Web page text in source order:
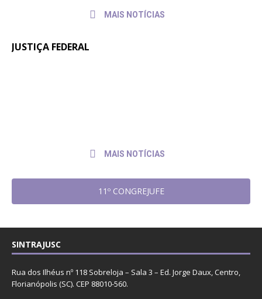
MAIS NOTÍCIAS
JUSTIÇA FEDERAL
MAIS NOTÍCIAS
11º CONGREJUFE
SINTRAJUSC
Rua dos Ilhéus nº 118 Sobreloja – Sala 3 – Ed. Jorge Daux, Centro,
Florianópolis (SC). CEP 88010-560.